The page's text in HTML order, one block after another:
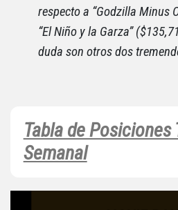
respecto a “Godzilla Minus
“El Niño y la Garza”
duda son otros dos
Tabla de Posiciones
Semanal